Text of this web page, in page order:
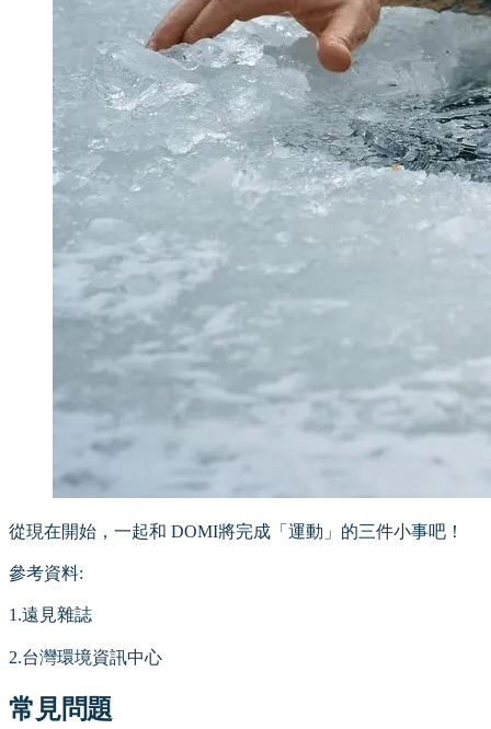
從現在開始，一起和 DOMI將完成「運動」的三件小事吧！
參考資料:
1.遠見雜誌
2.台灣環境資訊中心
常見問題